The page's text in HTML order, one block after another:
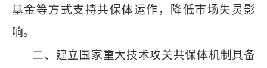
基金等方式支持共保体运作，降低市场失灵影
响。
二、建立国家重大技术攻关共保体机制具备